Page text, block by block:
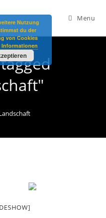
Menu
Nutzung
du der
von Cookies
Informationen